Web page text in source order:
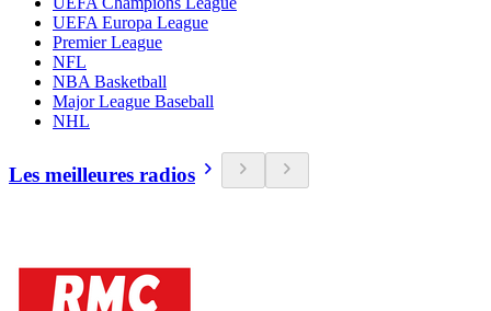
UEFA Europa League
Premier League
NFL
NBA Basketball
Major League Baseball
NHL
Les meilleures radios